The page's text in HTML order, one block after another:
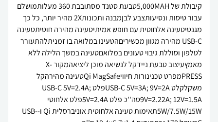
קיבולת של 5,000MAHטבעת סטנד מסתובבת 360 מעלותמושלם
עבור טיסות ונסיעותצבע לבןמבנה ותכונות2X מהיר יותר, כל כך
מגנטיטעינה אלחוטית עם חופש אמיתיטעינה מהירה חוטיתטעינה
USB-C מהירה מגוון מכשיריםהטעינו במלואה בו זמניתלהתעורר
לטלפון וסוללת גיבוי טעונים במלואםטעינה במשך הלילה ללא
מאמץעיצוב טבעת ניידקל לנשיאה מוכן ליציאהמקור X-
PRESSמפרט טכנינורות חיוויQi MagSafeטעינה מהירהקל
משקלקלט USB-C 5V=3A; 9V=2Aפלט USB-C 5V=2.4A;
9V=2.22A; 12V=1.5Aסה''כ פלט 5V=2.4Aפלט אלחוטי
5W/7.5W/15Wתאימות טעינה אלחוטית אוניברסלית Qi ו-USB-